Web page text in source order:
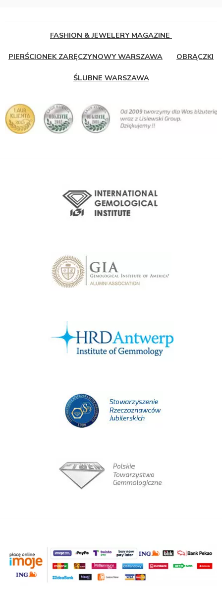
FASHION & JEWELERY MAGAZINE
PIERŚCIONEK ZARĘCZYNOWY WARSZAWA OBRĄCZKI
ŚLUBNE WARSZAWA